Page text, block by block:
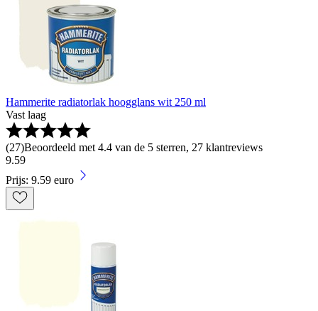
Hammerite radiatorlak hoogglans wit 250 ml
Vast laag
(27)Beoordeeld met 4.4 van de 5 sterren, 27 klantreviews
9.59
Prijs: 9.59 euro